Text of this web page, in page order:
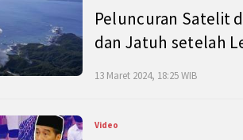
Peluncuran Satelit
dan Jatuh setelah
13 Maret 2024, 18:25 WIB
Video